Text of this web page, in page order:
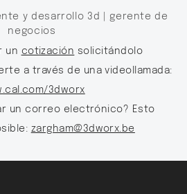
y desarrollo 3d | gerente de
negocios
un cotización solicitándolo
a través de una videollamada:
3dworx
un correo electrónico? Esto
zargham@3dworx.be